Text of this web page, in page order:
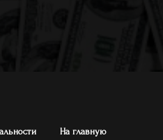
На главную